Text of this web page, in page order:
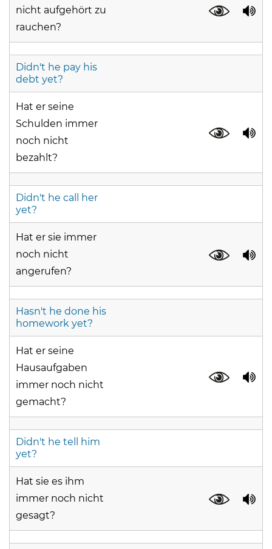
nicht aufgehört zu
rauchen?
Didn't he pay his
debt yet?
Hat er seine
Schulden immer
noch nicht
bezahlt?
Didn't he call her
yet?
Hat er sie immer
noch nicht
angerufen?
Hasn't he done his
homework yet?
Hat er seine
Hausaufgaben
immer noch nicht
gemacht?
Didn't he tell him
yet?
Hat sie es ihm
immer noch nicht
gesagt?